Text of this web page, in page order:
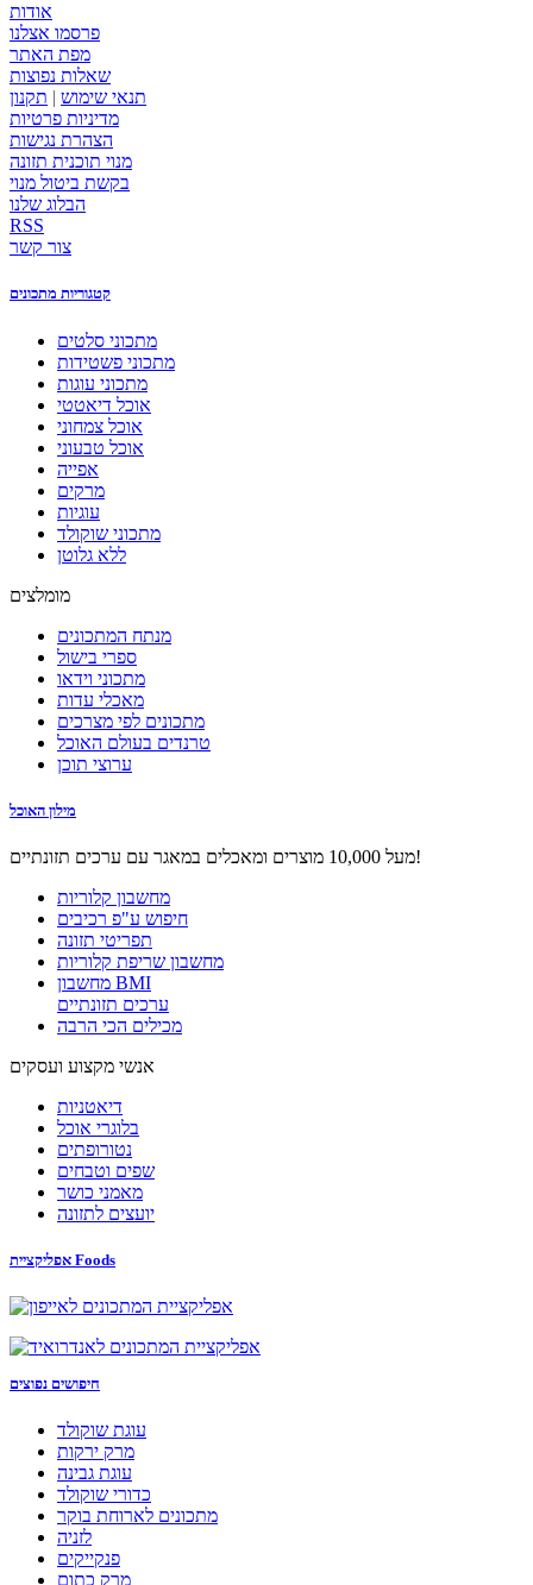
אודות
פרסמו אצלנו
מפת האתר
שאלות נפוצות
תנאי שימוש | תקנון
מדיניות פרטיות
הצהרת נגישות
מנוי תוכנית תזונה
בקשת ביטול מנוי
הבלוג שלנו
RSS
צור קשר
קטגוריות מתכונים
מתכוני סלטים
מתכוני פשטידות
מתכוני עוגות
אוכל דיאטטי
אוכל צמחוני
אוכל טבעוני
אפייה
מרקים
עוגיות
מתכוני שוקולד
ללא גלוטן
מומלצים
מנתח המתכונים
ספרי בישול
מתכוני וידאו
מאכלי עדות
מתכונים לפי מצרכים
טרנדים בעולם האוכל
ערוצי תוכן
מילון האוכל
מעל 10,000 מוצרים ומאכלים במאגר עם ערכים תזונתיים!
מחשבון קלוריות
חיפוש ע"פ רכיבים
תפריטי תזונה
מחשבון שריפת קלוריות
מחשבון BMI
ערכים תזונתיים
מכילים הכי הרבה
אנשי מקצוע ועסקים
דיאטניות
בלוגרי אוכל
נטורופתים
שפים וטבחים
מאמני כושר
יועצים לתזונה
אפליקציית Foods
חיפושים נפוצים
עוגת שוקולד
מרק ירקות
עוגת גבינה
כדורי שוקולד
מתכונים לארוחת בוקר
לזניה
פנקייקים
מרק כתום